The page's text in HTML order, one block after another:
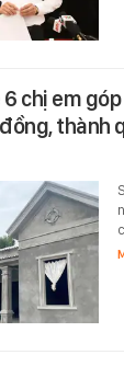
6 chị em
thành